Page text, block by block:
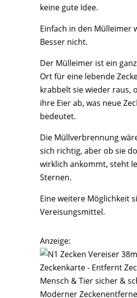
keine gute Idee.
Einfach in den Mülleimer
Besser nicht.
Der Mülleimer ist ein
Ort für eine lebende
krabbelt sie wieder raus,
ihre Eier ab, was neue
bedeutet.
Die Müllverbrennung
sich richtig, aber ob sie
wirklich ankommt, steht
Sternen.
Eine weitere Möglichkeit
Vereisungsmittel.
Anzeige: